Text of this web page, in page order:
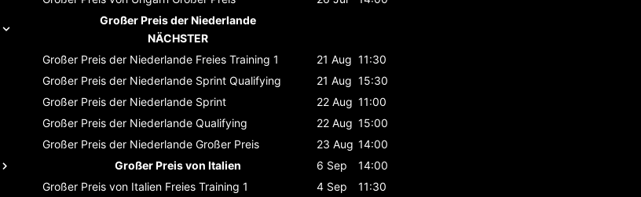
Großer Preis der Niederlande
NÄCHSTER
Großer Preis der Niederlande Freies Training 1 21 Aug 11:30
Großer Preis der Niederlande Sprint Qualifying 21 Aug 15:30
Großer Preis der Niederlande Sprint 22 Aug 11:00
Großer Preis der Niederlande Qualifying 22 Aug 15:00
Großer Preis der Niederlande Großer Preis 23 Aug 14:00
Großer Preis von Italien
6 Sep
14:00
Großer Preis von Italien Freies Training 1 4 Sep
11:30